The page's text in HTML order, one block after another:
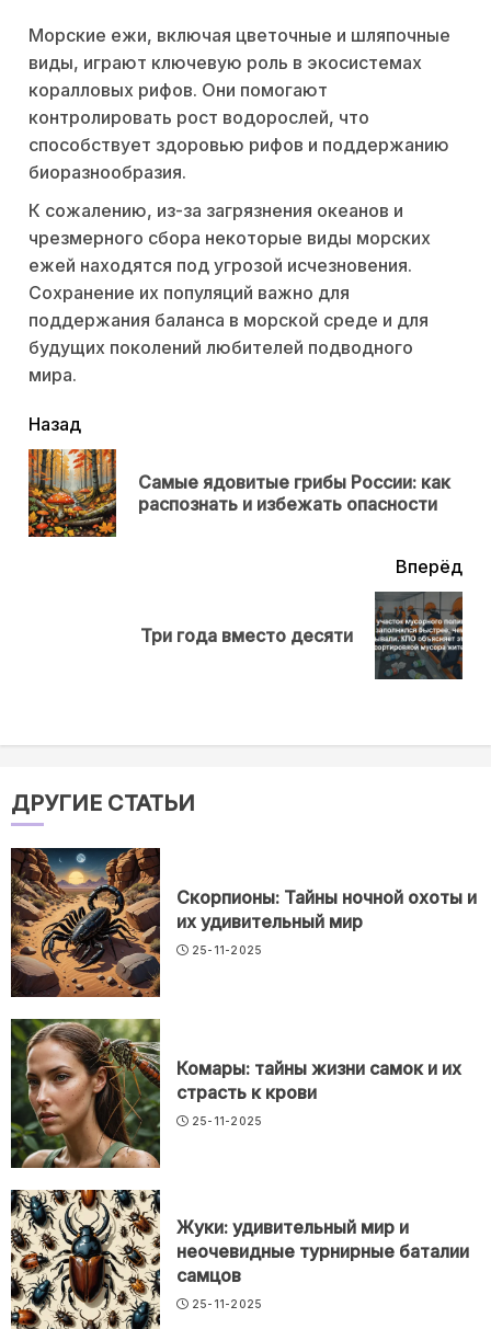
Морские ежи, включая цветочные и шляпочные
виды, играют ключевую роль в экосистемах
коралловых рифов. Они помогают
контролировать рост водорослей, что
способствует здоровью рифов и поддержанию
биоразнообразия.
К сожалению, из-за загрязнения океанов и
чрезмерного сбора некоторые виды морских
ежей находятся под угрозой исчезновения.
Сохранение их популяций важно для
поддержания баланса в морской среде и для
будущих поколений любителей подводного
мира.
читать
еще
Назад
Самые ядовитые грибы России: как
распознать и избежать опасности
Вперёд
Три года вместо десяти
ДРУГИЕ СТАТЬИ
Скорпионы: Тайны ночной охоты и
их удивительный мир
25-11-2025
Комары: тайны жизни самок и их
страсть к крови
25-11-2025
Жуки: удивительный мир и
неочевидные турнирные баталии
самцов
25-11-2025